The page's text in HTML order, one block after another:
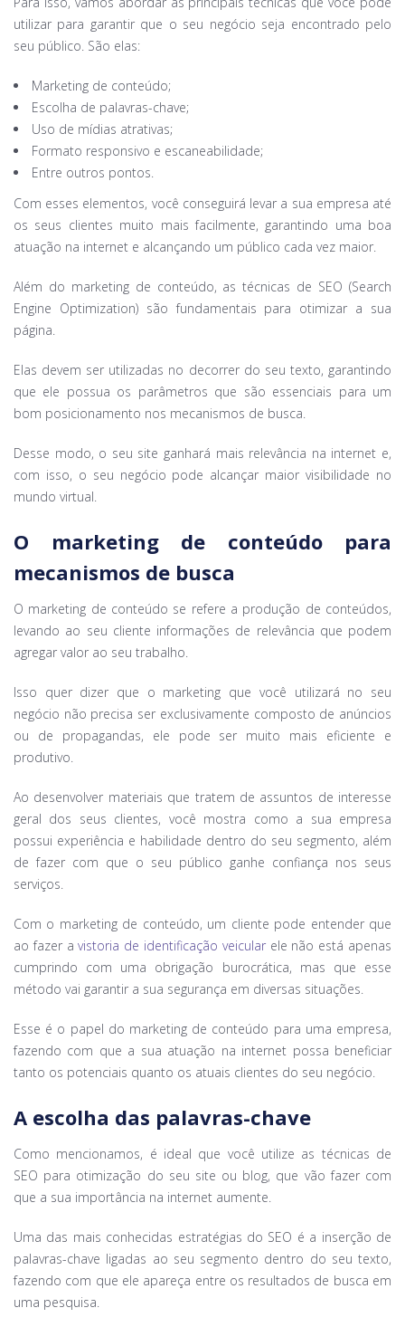
utilizar para garantir que o seu negócio seja encontrado pelo
seu público. São elas:
Marketing de conteúdo;
Escolha de palavras-chave;
Uso de mídias atrativas;
Formato responsivo e escaneabilidade;
Entre outros pontos.
Com esses elementos, você conseguirá levar a sua empresa até
os seus clientes muito mais facilmente, garantindo uma boa
atuação na internet e alcançando um público cada vez maior.
Além do marketing de conteúdo, as técnicas de SEO (Search
Engine Optimization) são fundamentais para otimizar a sua
página.
Elas devem ser utilizadas no decorrer do seu texto, garantindo
que ele possua os parâmetros que são essenciais para um
bom posicionamento nos mecanismos de busca.
Desse modo, o seu site ganhará mais relevância na internet e,
com isso, o seu negócio pode alcançar maior visibilidade no
mundo virtual.
O marketing de conteúdo para
mecanismos de busca
O marketing de conteúdo se refere a produção de conteúdos,
levando ao seu cliente informações de relevância que podem
agregar valor ao seu trabalho.
Isso quer dizer que o marketing que você utilizará no seu
negócio não precisa ser exclusivamente composto de anúncios
ou de propagandas, ele pode ser muito mais eficiente e
produtivo.
Ao desenvolver materiais que tratem de assuntos de interesse
geral dos seus clientes, você mostra como a sua empresa
possui experiência e habilidade dentro do seu segmento, além
de fazer com que o seu público ganhe confiança nos seus
serviços.
Com o marketing de conteúdo, um cliente pode entender que
ao fazer avistoria de identificação veicularele não está apenas
cumprindo com uma obrigação burocrática, mas que esse
método vai garantir a sua segurança em diversas situações.
Esse é o papel do marketing de conteúdo para uma empresa,
fazendo com que a sua atuação na internet possa beneficiar
tanto os potenciais quanto os atuais clientes do seu negócio.
A escolha das palavras-chave
Como mencionamos, é ideal que você utilize as técnicas de
SEO para otimização do seu site ou blog, que vão fazer com
que a sua importância na internet aumente.
Uma das mais conhecidas estratégias do SEO é a inserção de
palavras-chave ligadas ao seu segmento dentro do seu texto,
fazendo com que ele apareça entre os resultados de busca em
uma pesquisa.